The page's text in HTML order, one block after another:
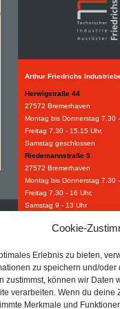
Cookie-
Erlebnis zu bieten,
zu speichern und/
zustimmst, können wir Daten
verarbeiten. Wenn du deine
Merkmale und
Arthur Friedrichs
Herwigstraße 44
27572 Bremerhaven
Montag bis Donnerstag 7.30
Freitag 7.30 - 15.15 Uhr,
Samstag geschlossen
Riedemannstraße 5
27572 Bremerhaven
Montag bis Donnerstag 7.30
Freitag 7.30 - 16 Uhr,
Samstag 9 - 13 Uhr
27570 Bremerhaven
Freitag 7.30 - 15.15 Uhr.
Industriebedarf
Tel:
+49 (0) 471 97395 0
Fax: +49 (0) 471 97395 95